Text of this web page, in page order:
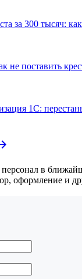
за 300 тысяч:
не поставить
1С:
в
оформление и